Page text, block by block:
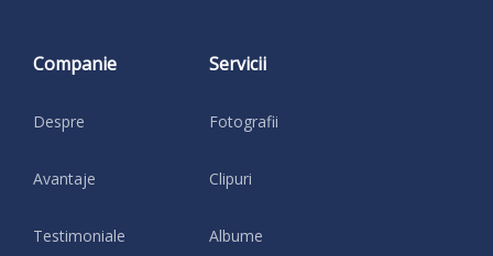
Companie
Despre
Avantaje
Testimoniale
Servicii
Fotografii
Clipuri
Albume